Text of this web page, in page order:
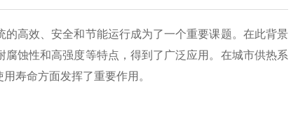
高效、安全和节能运行成为了一个重要课题。在此背景
蚀性和高强度等特点，得到了广泛应用。在城市供热系
寿命方面发挥了重要作用。